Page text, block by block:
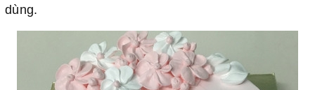
dùng.